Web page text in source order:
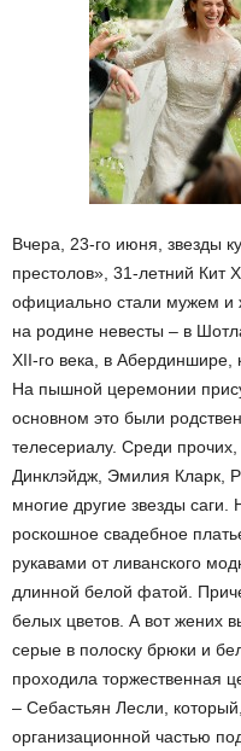
Вчера, 23-го июня, звезды
престолов», 31-летний Кит
официально стали мужем и
на родине невесты – в
XII-го века, в Абердиншире,
На пышной церемонии
основном это были
телесериалу. Среди
Динклэйдж, Эмилия Кларк,
многие другие звезды
роскошное свадебное
рукавами от ливанского
длинной белой фатой.
белых цветов. А вот жених
серые в полоску брюки и
проходила торжественная
– Себастьян Лесли,
организационной частью